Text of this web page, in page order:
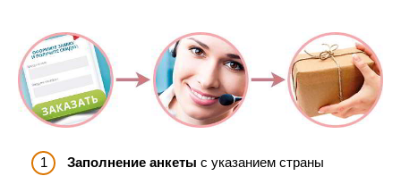
Заполнение анкеты с указанием страны